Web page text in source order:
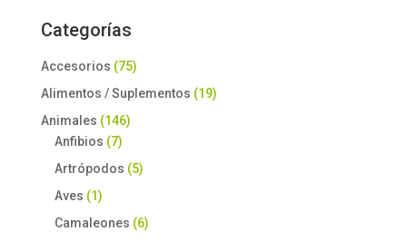
Categorías
Accesorios (75)
Alimentos / Suplementos (19)
Animales (146)
Anfibios (7)
Artrópodos (5)
Aves (1)
Camaleones (6)